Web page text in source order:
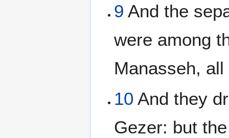
9 And the
were among
Manasseh,
10 And they
Gezer: but